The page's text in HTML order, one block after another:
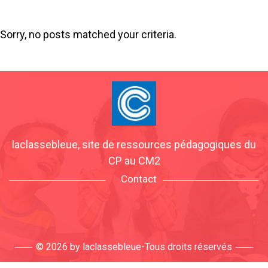
Sorry, no posts matched your criteria.
laclassebleue, site de ressources pédagogiques du
CP au CM2
Contact
© 2026 by laclassebleue-Tous droits réservés